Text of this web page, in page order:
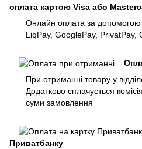
оплата картою Visa або
Онлайн оплата за допомогою
LiqPay, GooglePay, PrivatPay,
При отриманні товару у
Додатково сплачується
суми замовлення
Приватбанку